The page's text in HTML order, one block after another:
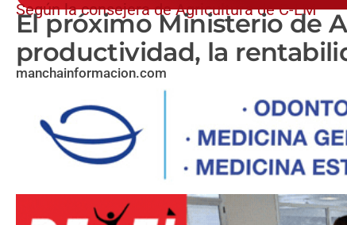
Según la consejera de Agricultura de C-LM
El próximo Ministerio de
productividad, la
manchainformacion.com